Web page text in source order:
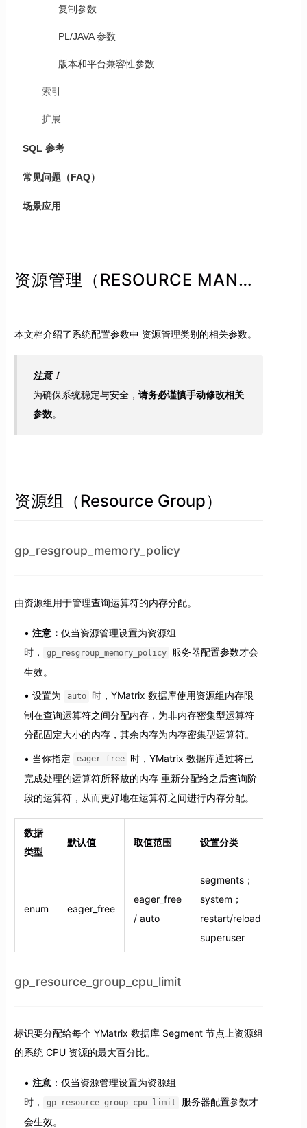
复制参数
PL/JAVA 参数
版本和平台兼容性参数
索引
扩展
SQL 参考
常见问题（FAQ）
场景应用
资源管理（RESOURCE MANAGEMENT）类别参数
本文档介绍了系统配置参数中 资源管理类别的相关参数。
注意！
为确保系统稳定与安全，请务必谨慎手动修改相关
参数。
资源组（Resource Group）
gp_resgroup_memory_policy
由资源组用于管理查询运算符的内存分配。
注意： 仅当资源管理设置为资源组
时，
gp_resgroup_memory_policy
服务器配置参数才会
生效。
设置为 auto
时，YMatrix 数据库使用资源组内存限
制在查询运算符之间分配内存，为非内存密集型运算符
分配固定大小的内存，其余内存为内存密集型运算符。
当你指定 eager_free
时，YMatrix 数据库通过将已
完成处理的运算符所释放的内存 重新分配给之后查询阶
段的运算符，从而更好地在运算符之间进行内存分配。
数据
类型
默认值 取值范围 设置分类
enum eager_free
eager_free
/ auto
segments；
system；
restart/reload；
superuser
gp_resource_group_cpu_limit
标识要分配给每个 YMatrix 数据库 Segment 节点上资源组
的系统 CPU 资源的最大百分比。
注意：仅当资源管理设置为资源组
时，
gp_resource_group_cpu_limit
服务器配置参数才
会生效。